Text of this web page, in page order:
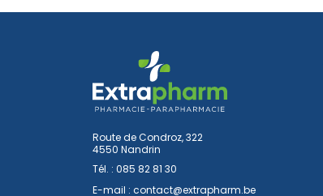
Route de Condroz, 322
4550 Nandrin
Tél. : 085 82 81 30
E-mail : contact@extrapharm.be